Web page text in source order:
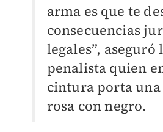
arma es que te
consecuencias
legales”, aseguró
penalista quien
cintura porta
rosa con negro.